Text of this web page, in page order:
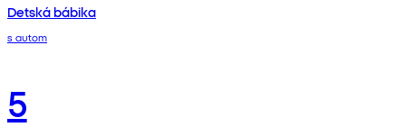
Detská bábika
s autom
5